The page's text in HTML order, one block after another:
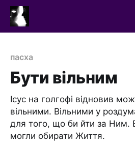
пасха
Бути вільним
Ісус на голгофі відновив
вільними. Вільними у
для того, що би йти за Ним.
могли обирати Життя.